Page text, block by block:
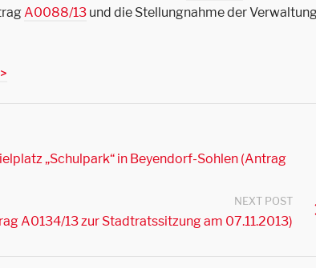
A0088/13 und die Stellungnahme der
„Schulpark“ in Beyendorf-Sohlen (Antrag
NEXT POST
A0134/13 zur Stadtratssitzung am 07.11.2013)